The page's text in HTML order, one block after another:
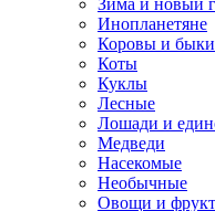
Зима и новый
Инопланетяне
Коровы и быки
Коты
Куклы
Лесные
Лошади и
Медведи
Насекомые
Необычные
Овощи и